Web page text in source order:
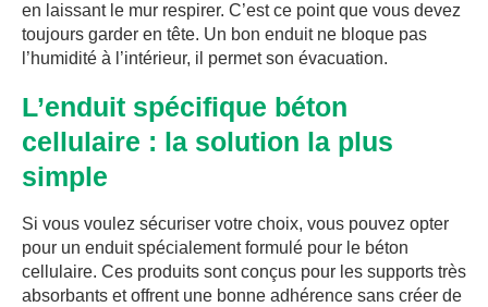
en laissant le mur respirer. C’est ce point que vous devez
toujours garder en tête. Un bon enduit ne bloque pas
l’humidité à l’intérieur, il permet son évacuation.
L’enduit spécifique béton
cellulaire : la solution la plus
simple
Si vous voulez sécuriser votre choix, vous pouvez opter
pour un enduit spécialement formulé pour le béton
cellulaire. Ces produits sont conçus pour les supports très
absorbants et offrent une bonne adhérence sans créer de